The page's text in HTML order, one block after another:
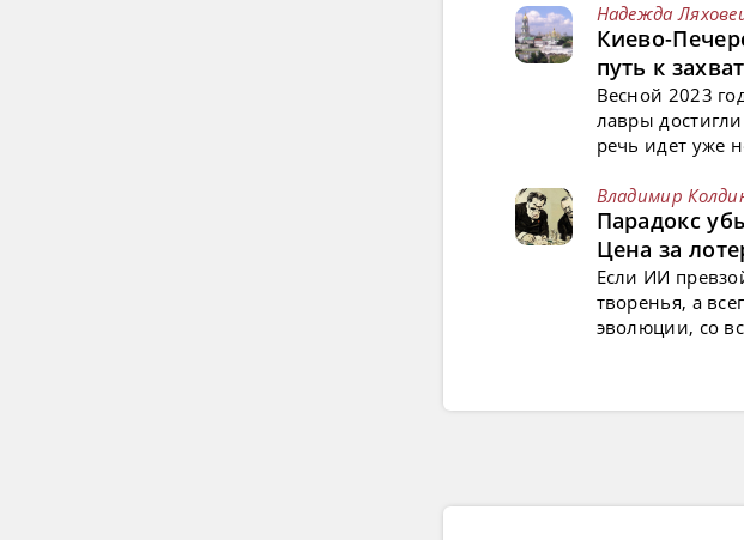
Надежда
Киево-
путь к
Весной 2023
лавры
речь идет уже
Владимир
Парадокс
Цена за
Если ИИ
творенья, а
эволюции, со